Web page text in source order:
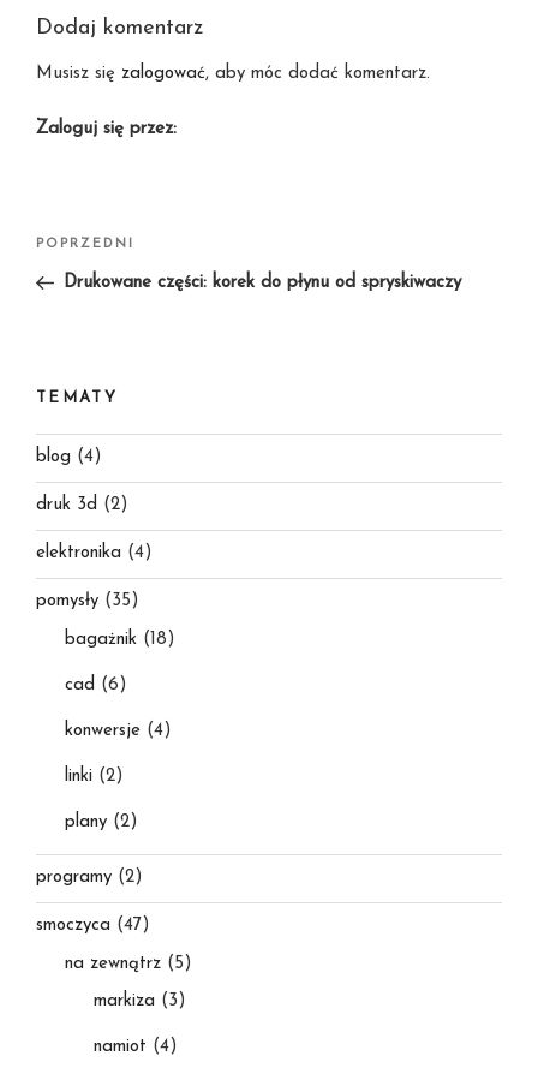
Dodaj komentarz
Musisz się zalogować, aby móc dodać komentarz.
Zaloguj się przez:
Nawigacja
wpisu
Poprzedni
wpis
POPRZEDNI
Drukowane części: korek do płynu od spryskiwaczy
TEMATY
blog (4)
druk 3d (2)
elektronika (4)
pomysły (35)
bagażnik (18)
cad (6)
konwersje (4)
linki (2)
plany (2)
programy (2)
smoczyca (47)
na zewnątrz (5)
markiza (3)
namiot (4)